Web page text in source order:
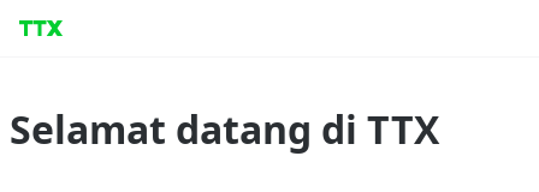
Selamat datang di TTX